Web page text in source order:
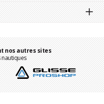
nos autres sites